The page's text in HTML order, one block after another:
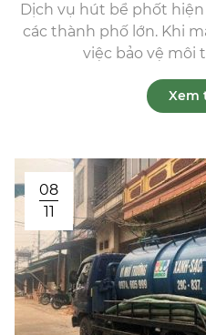
Dịch vụ hút bể phốt
các thành phố lớn. Khi
việc bảo vệ môi
Xem
08
11